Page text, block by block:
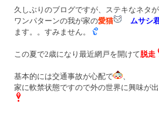
久しぶりのブログですが、ステキなネタが
ワンパターンの我が家の愛猫 ムサシ
ます。。すみません。
この夏で2歳になり最近網戸を開けて脱走
基本的には交通事故が心配で
家に軟禁状態ですので外の世界に興味が